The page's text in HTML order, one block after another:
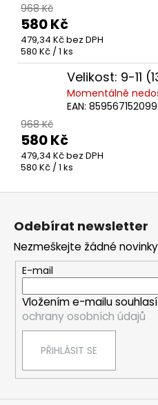
968 Kč
580 Kč
479,34 Kč bez DPH
Měrná
cena:
580 Kč / 1 ks
Velikost: 9-11
Momentálně
EAN:
968 Kč
580 Kč
479,34 Kč bez DPH
Měrná
580 Kč / 1 ks
Z
Odebírat newsletter
Nezmeškejte žádné
E-mail
Vložením e-mailu
ochrany osobních údajů
PŘIHLÁSIT SE